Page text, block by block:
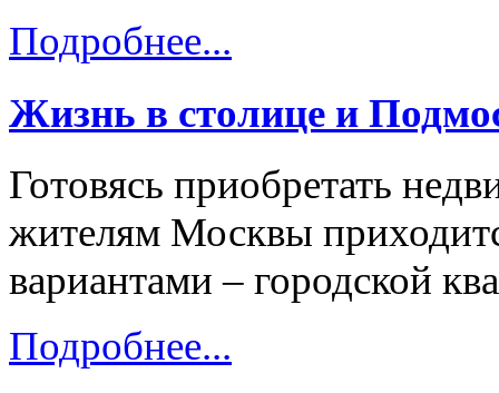
Подробнее...
Жизнь в столице и
Готовясь приобретать
жителям Москвы
вариантами – городской
Подробнее...